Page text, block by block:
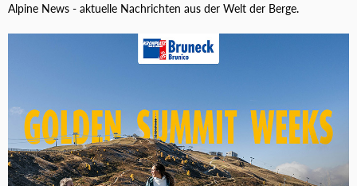
Alpine News - aktuelle Nachrichten aus der Welt der Berge.